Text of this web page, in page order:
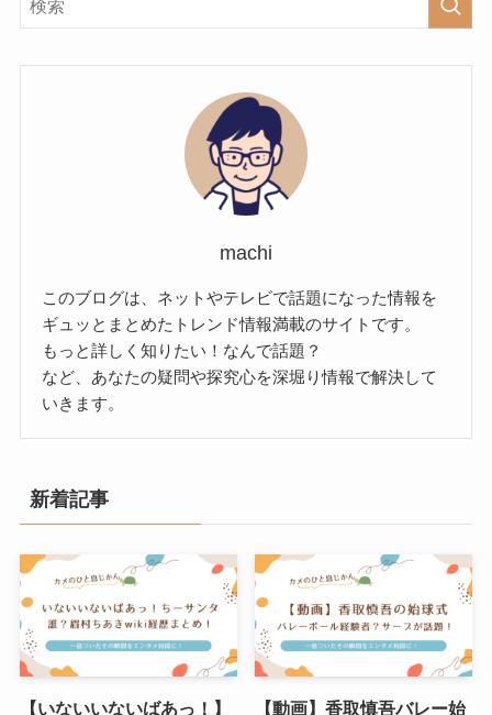
machi
このブログは、ネットやテレビで話題になった情報を
ギュッとまとめたトレンド情報満載のサイトです。
もっと詳しく知りたい！なんで話題？
など、あなたの疑問や探究心を深堀り情報で解決して
いきます。
新着記事
【いないいないばあっ！】
【動画】香取慎吾バレー始